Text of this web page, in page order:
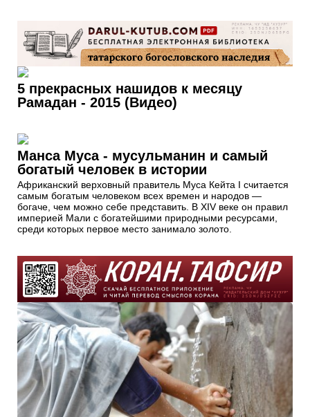
5 прекрасных нашидов к месяцу
Рамадан - 2015 (Видео)
Манса Муса - мусульманин и самый
богатый человек в истории
Африканский верховный правитель Муса Кейта I считается
самым богатым человеком всех времен и народов —
богаче, чем можно себе представить. В XIV веке он правил
империей Мали с богатейшими природными ресурсами,
среди которых первое место занимало золото.